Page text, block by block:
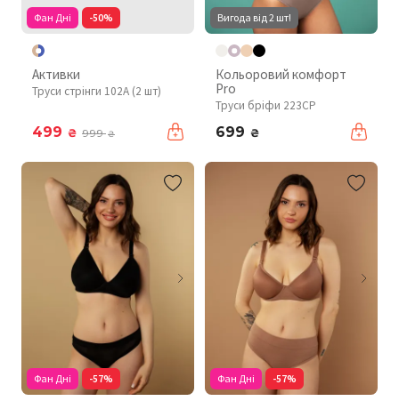
Фан Дні -50%
Активки
Труси стрінги 102A (2 шт)
499 ₴ 999₴
Вигода від 2 шт!
Кольоровий комфорт
Pro
Труси бріфи 223CP
699 ₴
Фан Дні -57% Фан Дні -57%